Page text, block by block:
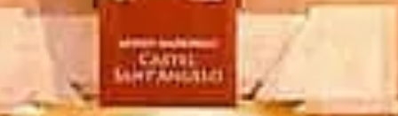
انتظامیہ سے وابستہ نہیں۔
ہر رجسٹرڈ برانڈ یا ٹریڈ مارک اپنے متعلقہ مالک کی
ملکیت ہے۔ ٹکٹس سے متعلق سوالات کے لیے، براہِ راست
ٹکٹ فراہم کنندگان سے رجوع کریں۔
ہم سے رابطہ کریں